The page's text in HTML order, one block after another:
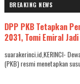
BREAKING NEWS
DPP PKB Tetapkan
2031, Tomi Emiral
suarakerinci.id,KERINCI-
(PKB) resmi menetapkan